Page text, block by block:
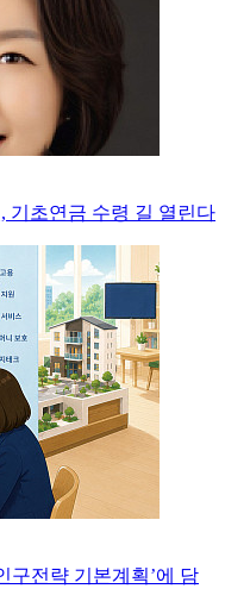
기초연금 수령 길 열린다
구전략 기본계획’에 담